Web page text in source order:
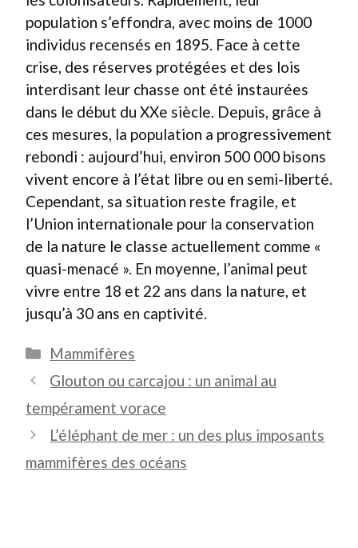
population s’effondra, avec moins de 1000
individus recensés en 1895. Face à cette
crise, des réserves protégées et des lois
interdisant leur chasse ont été instaurées
dans le début du XXe siècle. Depuis, grâce à
ces mesures, la population a progressivement
rebondi : aujourd’hui, environ 500 000 bisons
vivent encore à l’état libre ou en semi-liberté.
Cependant, sa situation reste fragile, et
l’Union internationale pour la conservation
de la nature le classe actuellement comme «
quasi-menacé ». En moyenne, l’animal peut
vivre entre 18 et 22 ans dans la nature, et
jusqu’à 30 ans en captivité.
Catégories
Mammifères
Glouton ou carcajou : un animal au
tempérament vorace
L’éléphant de mer : un des plus imposants
mammifères des océans